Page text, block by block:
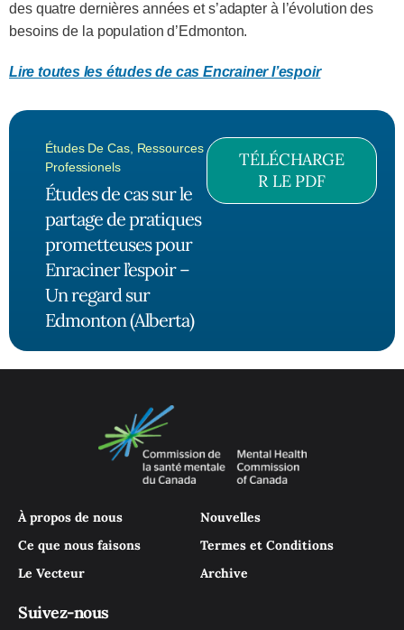
des quatre dernières années et s’adapter à l’évolution des
besoins de la population d’Edmonton.
Lire toutes les études de cas Encrainer l’espoir
Études De Cas, Ressources
Professionels
Études de cas sur le
partage de pratiques
prometteuses pour
Enraciner l’espoir –
Un regard sur
Edmonton (Alberta)
TÉLÉCHARGE
R LE PDF
À propos de nous
Ce que nous faisons
Le Vecteur
Nouvelles
Termes et Conditions
Archive
Suivez-nous